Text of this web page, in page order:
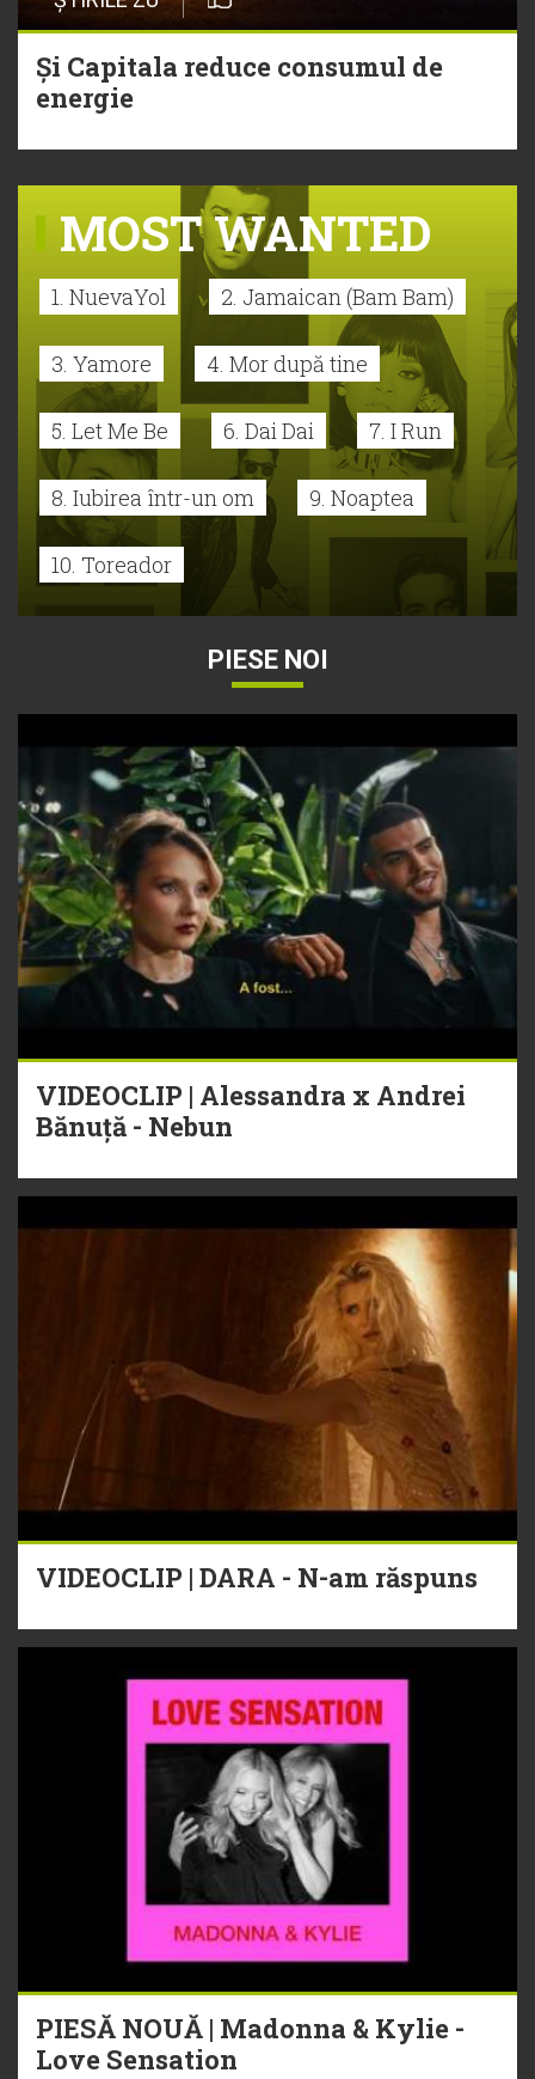
Și Capitala reduce consumul de
energie
MOST WANTED
1. NuevaYol 2. Jamaican (Bam Bam)
3. Yamore 4. Mor după tine
5. Let Me Be 6. Dai Dai 7. I Run
8. Iubirea într-un om 9. Noaptea
10. Toreador
PIESE NOI
VIDEOCLIP | Alessandra x Andrei
Bănuță - Nebun
VIDEOCLIP | DARA - N-am răspuns
PIESĂ NOUĂ | Madonna & Kylie -
Love Sensation